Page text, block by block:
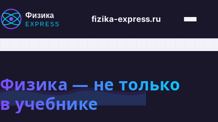
Физика
EXPRESS
fizika-express.ru Меню
Физика — не только
в учебнике